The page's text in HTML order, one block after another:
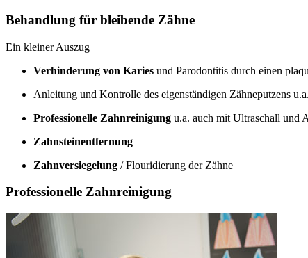
Behandlung für bleibende Zähne
Ein kleiner Auszug
Verhinderung von Karies und Parodontitis durch einen
Anleitung und Kontrolle des eigenständigen Zähneputzens
Professionelle Zahnreinigung u.a. auch mit Ultraschall und
Zahnsteinentfernung
Zahnversiegelung / Flouridierung der Zähne
Professionelle Zahnreinigung